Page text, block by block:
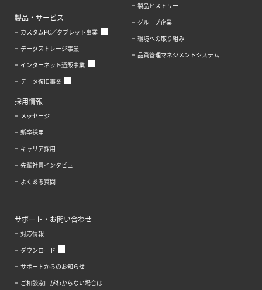
製品・サービス
カスタムPC／タブレット事業
データストレージ事業
インターネット通販事業
データ復旧事業
製品ヒストリー
グループ企業
環境への取り組み
品質管理マネジメントシステム
採用情報
メッセージ
新卒採用
キャリア採用
先輩社員インタビュー
よくある質問
サポート・お問い合わせ
対応情報
ダウンロード
サポートからのお知らせ
ご相談窓口がわからない場合は